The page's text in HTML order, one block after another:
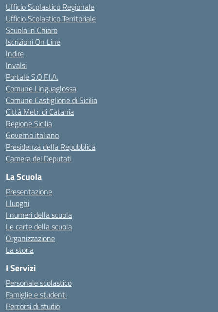
Ufficio Scolastico Regionale
Ufficio Scolastico Territoriale
Scuola in Chiaro
Iscrizioni On Line
Indire
Invalsi
Portale S.O.F.I.A.
Comune Linguaglossa
Comune Castiglione di Sicilia
Città Metr. di Catania
Regione Sicilia
Governo italiano
Presidenza della Repubblica
Camera dei Deputati
La Scuola
Presentazione
I luoghi
I numeri della scuola
Le carte della scuola
Organizzazione
La storia
I Servizi
Personale scolastico
Famiglie e studenti
Percorsi di studio